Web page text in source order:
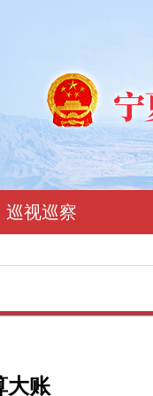
巡视巡察
大账